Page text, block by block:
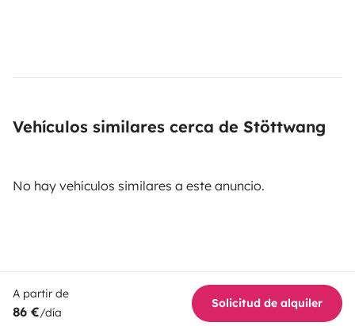
Vehículos similares cerca de Stöttwang
No hay vehículos similares a este anuncio.
A partir de
86 €/día
Solicitud de alquiler